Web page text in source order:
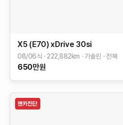
X5 (E70) xDrive 30si
08/06식 222,882km 가솔린 전북
650만원